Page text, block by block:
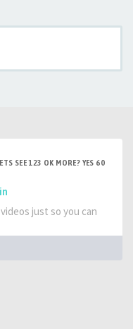
SEE 123 OK MORE? YES 60
just so you can